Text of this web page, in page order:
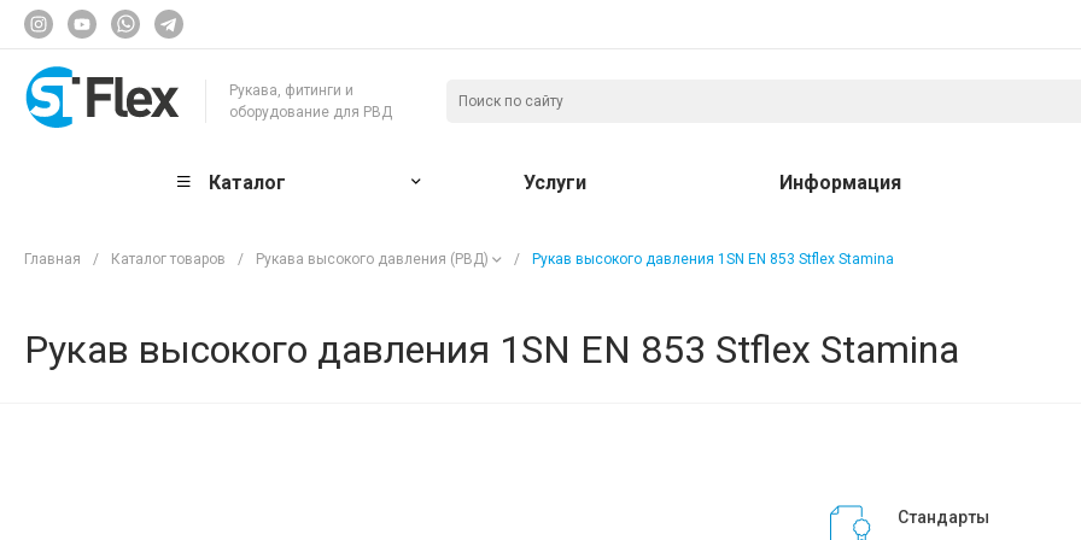
Рукава, фитинги и
оборудование для РВД
Каталог Услуги Информация
Главная / Каталог товаров / Рукава высокого давления (РВД) / Рукав высокого давления 1SN EN 853 Stflex Stamina
Рукав высокого давления 1SN EN 853 Stflex Stamina
Стандарты